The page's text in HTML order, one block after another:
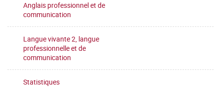
Anglais professionnel et de
communication
Langue vivante 2, langue
professionnelle et de
communication
Statistiques